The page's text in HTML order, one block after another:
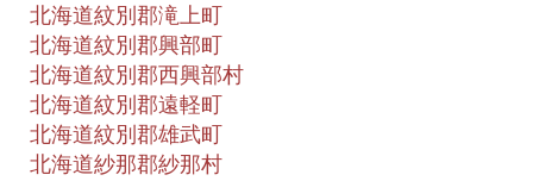
北海道紋別郡滝上町
北海道紋別郡興部町
北海道紋別郡西興部村
北海道紋別郡遠軽町
北海道紋別郡雄武町
北海道紗那郡紗那村